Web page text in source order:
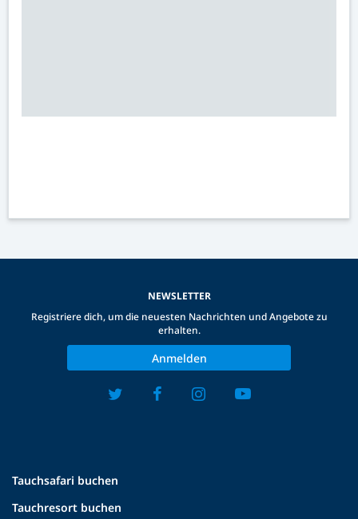
Tauchsafari buchen
Tauchresort buchen
NEWSLETTER
Registriere dich, um die neuesten Nachrichten und Angebote zu
erhalten.
Anmelden